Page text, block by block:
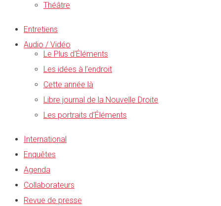
Théâtre
Entretiens
Audio / Vidéo
Le Plus d’Éléments
Les idées à l’endroit
Cette année là
Libre journal de la Nouvelle Droite
Les portraits d’Éléments
International
Enquêtes
Agenda
Collaborateurs
Revue de presse